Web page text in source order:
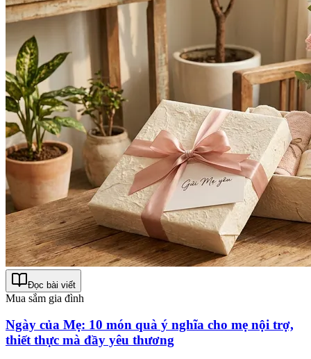
Đọc bài viết
Mua sắm gia đình
Ngày của Mẹ: 10 món quà ý nghĩa cho mẹ nội trợ,
thiết thực mà đầy yêu thương